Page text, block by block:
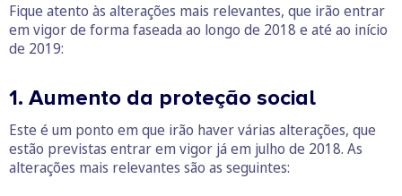
Fique atento às alterações mais relevantes, que irão entrar
em vigor de forma faseada ao longo de 2018 e até ao início
de 2019:
1. Aumento da proteção social
Este é um ponto em que irão haver várias alterações, que
estão previstas entrar em vigor já em julho de 2018. As
alterações mais relevantes são as seguintes: